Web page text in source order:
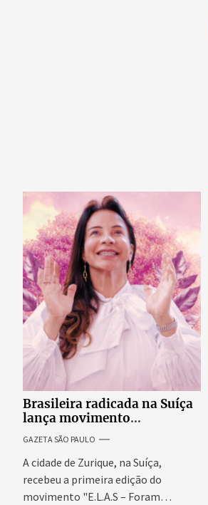
Brasileira radicada na Suíça
lança movimento
internacional voltado ao
fortalecimento da identidade
feminina
GAZETA SÃO PAULO
A cidade de Zurique, na Suíça,
recebeu a primeira edição do
movimento "E.L.A.S – Foram